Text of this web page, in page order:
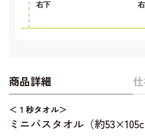
右下
商品詳細
＜１秒タオル＞
ミニバスタオル（約